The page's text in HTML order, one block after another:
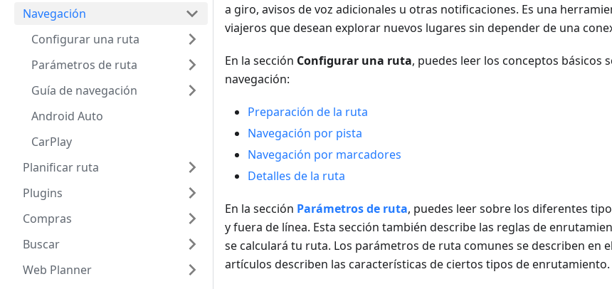
Navegación
Configurar una ruta
Parámetros de ruta
Guía de navegación
Android Auto
CarPlay
Planificar ruta
Plugins
Compras
Buscar
Web Planner
a giro, avisos de voz adicionales u otras notificaciones. Es una
viajeros que desean explorar nuevos lugares sin depender de una
En la sección Configurar una ruta, puedes leer los conceptos básicos
navegación:
Preparación de la ruta
Navegación por pista
Navegación por marcadores
Detalles de la ruta
En la sección Parámetros de ruta, puedes leer sobre los diferentes
y fuera de línea. Esta sección también describe las reglas de
se calculará tu ruta. Los parámetros de ruta comunes se describen en el
artículos describen las características de ciertos tipos de enrutamiento.